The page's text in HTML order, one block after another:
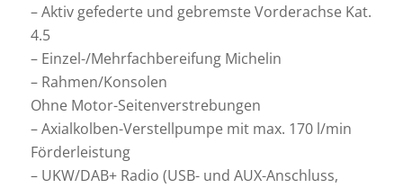
– Aktiv gefederte und gebremste Vorderachse Kat.
4.5
– Einzel-/Mehrfachbereifung Michelin
– Rahmen/Konsolen
Ohne Motor-Seitenverstrebungen
– Axialkolben-Verstellpumpe mit max. 170 l/min
Förderleistung
– UKW/DAB+ Radio (USB- und AUX-Anschluss,